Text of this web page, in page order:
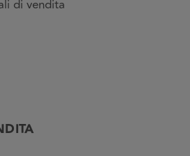
di vendita